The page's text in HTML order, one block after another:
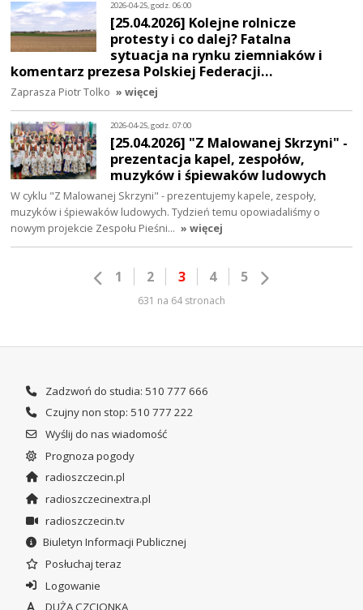
2026-04-25, godz. 06:00
[25.04.2026] Kolejne rolnicze
protesty i co dalej? Fatalna
sytuacja na rynku ziemniaków i
komentarz prezesa Polskiej Federacji…
Zaprasza Piotr Tolko » więcej
2026-04-25, godz. 07:00
[25.04.2026] "Z Malowanej Skrzyni" -
prezentacja kapel, zespołów,
muzyków i śpiewaków ludowych
W cyklu "Z Malowanej Skrzyni" - prezentujemy kapele, zespoły,
muzyków i śpiewaków ludowych. Tydzień temu opowiadaliśmy o
nowym projekcie Zespołu Pieśni… » więcej
1 2 3 4 5
631 na 64 stronach
Zadzwoń do studia: 510 777 666
Czujny non stop: 510 777 222
Wyślij do nas wiadomość
Prognoza pogody
radioszczecin.pl
radioszczecinextra.pl
radioszczecin.tv
Biuletyn Informacji Publicznej
Posłuchaj teraz
Logowanie
DUŻA CZCIONKA